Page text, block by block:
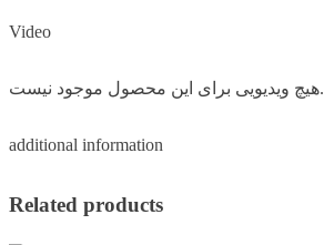
Video
هیچ ویدیویی برای این محصول موجود نیست.
additional information
Related products